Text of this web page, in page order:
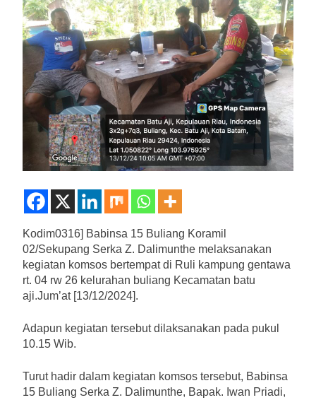
Kodim0316] Babinsa 15 Buliang Koramil
02/Sekupang Serka Z. Dalimunthe melaksanakan
kegiatan komsos bertempat di Ruli kampung gentawa
rt. 04 rw 26 kelurahan buliang Kecamatan batu
aji.Jum’at [13/12/2024].
Adapun kegiatan tersebut dilaksanakan pada pukul
10.15 Wib.
Turut hadir dalam kegiatan komsos tersebut, Babinsa
15 Buliang Serka Z. Dalimunthe, Bapak. Iwan Priadi,